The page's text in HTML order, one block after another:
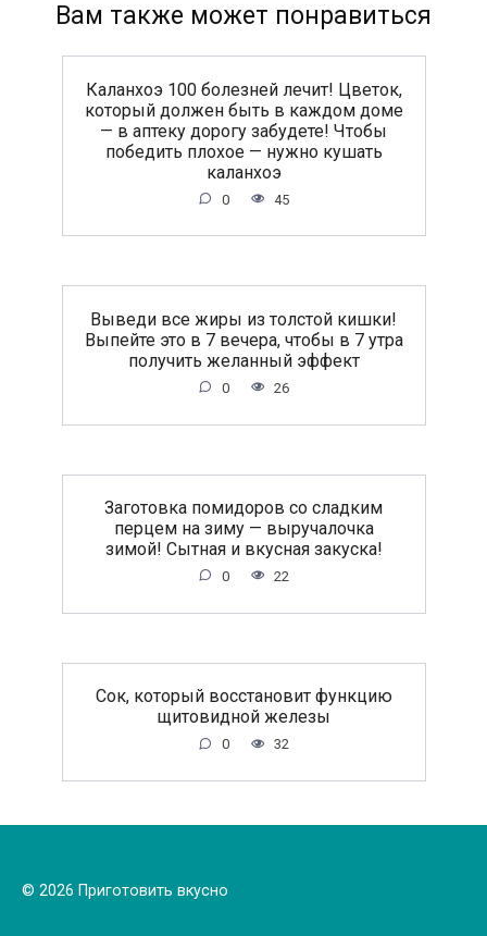
Вам также может понравиться
Каланхоэ 100 болезней лечит! Цветок,
который должен быть в каждом доме
— в аптеку дорогу забудете! Чтобы
победить плохое — нужно кушать
каланхоэ
0 45
Выведи все жиры из толстой кишки!
Выпейте это в 7 вечера, чтобы в 7 утра
получить желанный эффект
0 26
Заготовка помидоров со сладким
перцем на зиму — выручалочка
зимой! Сытная и вкусная закуска!
0 22
Сок, который восстановит функцию
щитовидной железы
0 32
© 2026 Приготовить вкусно